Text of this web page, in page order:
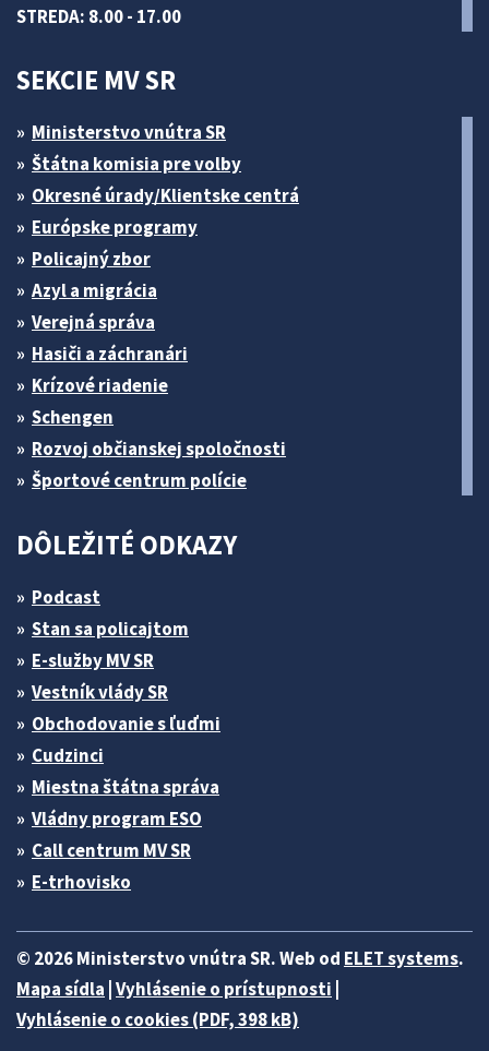
STREDA: 8.00 - 17.00
SEKCIE MV SR
Ministerstvo vnútra SR
Štátna komisia pre volby
Okresné úrady/Klientske centrá
Európske programy
Policajný zbor
Azyl a migrácia
Verejná správa
Hasiči a záchranári
Krízové riadenie
Schengen
Rozvoj občianskej spoločnosti
Športové centrum polície
DÔLEŽITÉ ODKAZY
Podcast
Stan sa policajtom
E-služby MV SR
Vestník vlády SR
Obchodovanie s ľuďmi
Cudzinci
Miestna štátna správa
Vládny program ESO
Call centrum MV SR
E-trhovisko
© 2026 Ministerstvo vnútra SR. Web od ELET systems.
Mapa sídla Vyhlásenie o prístupnosti
Vyhlásenie o cookies (PDF, 398 kB)